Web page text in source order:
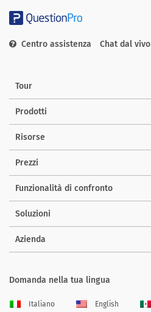
Centro assistenza Chat dal vivo
Tour
Prodotti
Risorse
Prezzi
Funzionalità di confronto
Soluzioni
Azienda
Domanda nella tua lingua
Italiano English